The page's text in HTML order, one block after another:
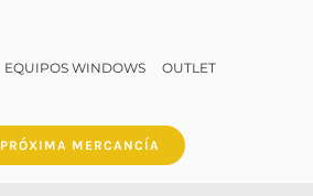
EQUIPOS WINDOWS OUTLET
PRÓXIMA MERCANCÍA